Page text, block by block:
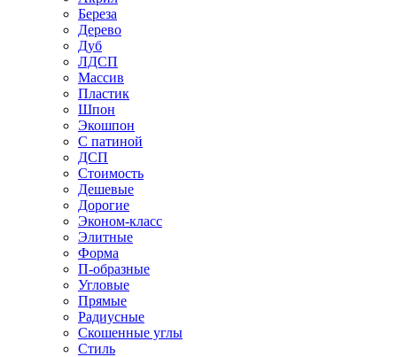
Береза
Дерево
Дуб
ЛДСП
Массив
Пластик
Шпон
Экошпон
С патиной
ДСП
Стоимость
Дешевые
Дорогие
Эконом-класс
Элитные
Форма
П-образные
Угловые
Прямые
Радиусные
Скошенные углы
Стиль